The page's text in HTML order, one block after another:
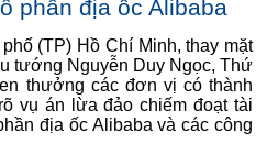
phần địa ốc Alibaba
(TP) Hồ Chí Minh, thay mặt
tướng Nguyễn Duy Ngọc, Thứ
thưởng các đơn vị có thành
vụ án lừa đảo chiếm đoạt tài
địa ốc Alibaba và các công